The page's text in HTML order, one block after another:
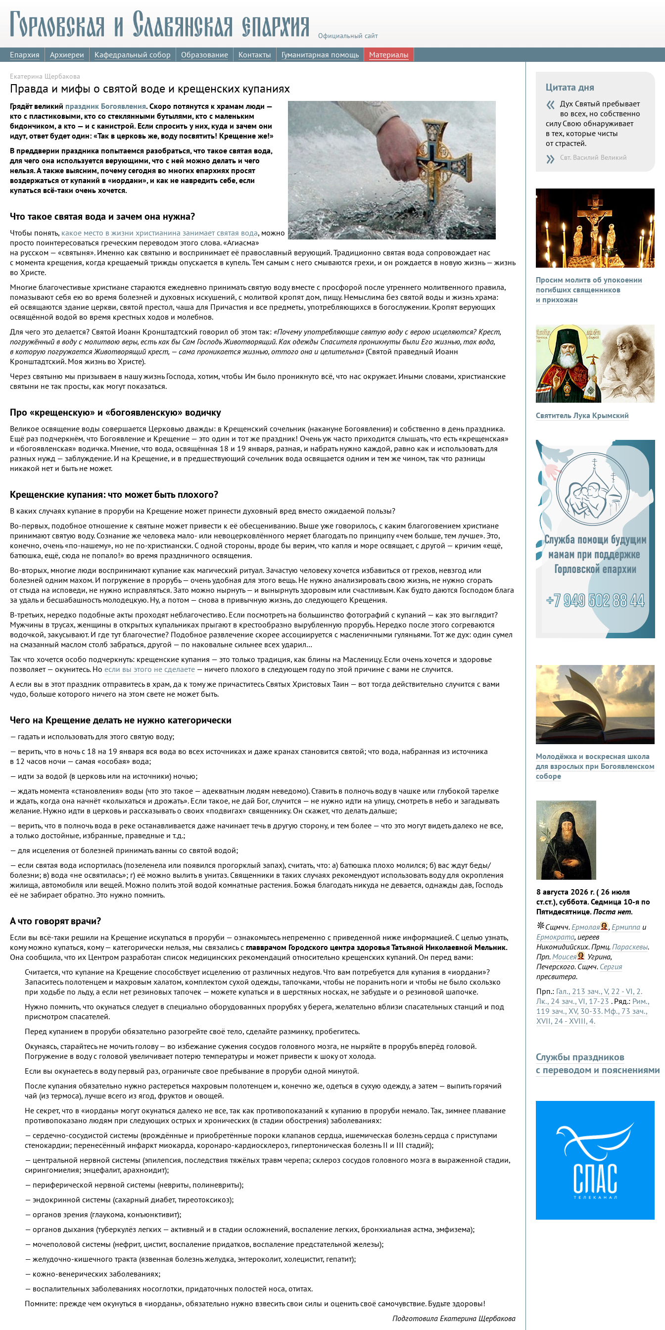
Официальный сайт
Епархия Архиереи Кафедральный собор Образование Контакты Гуманитарная помощь Материалы
Екатерина Щербакова
Правда и мифы о святой воде и крещенских купаниях
Грядёт великий праздник Богоявления. Скоро потянутся к храмам люди —
кто с пластиковыми, кто со стеклянными бутылями, кто с маленьким
бидончиком, а кто — и с канистрой. Если спросить у них, куда и зачем они
идут, ответ будет один: «Так в церковь же, воду посвятить! Крещение же!»
В преддверии праздника попытаемся разобраться, что такое святая вода,
для чего она используется верующими, что с ней можно делать и чего
нельзя. А также выясним, почему сегодня во многих епархиях просят
воздержаться от купаний в «иордани», и как не навредить себе, если
купаться всё-таки очень хочется.
Что такое святая вода и зачем она нужна?
Чтобы понять, какое место в жизни христианина занимает святая вода, можно
просто поинтересоваться греческим переводом этого слова. «Агиасма»
на русском — «святыня». Именно как святыню и воспринимает её православный верующий. Традиционно святая вода сопровождает нас
с момента крещения, когда крещаемый трижды опускается в купель. Тем самым с него смываются грехи, и он рождается в новую жизнь — жизнь
во Христе.
Многие благочестивые христиане стараются ежедневно принимать святую воду вместе с просфорой после утреннего молитвенного правила,
помазывают себя ею во время болезней и духовных искушений, с молитвой кропят дом, пищу. Немыслима без святой воды и жизнь храма:
ей освящаются здание церкви, святой престол, чаша для Причастия и все предметы, употребляющихся в богослужении. Кропят верующих
освящённой водой во время крестных ходов и молебнов.
Для чего это делается? Святой Иоанн Кронштадтский говорил об этом так: «Почему употребляющие святую воду с верою исцеляются? Крест,
погружённый в воду с молитвою веры, есть как бы Сам Господь Животворящий. Как одежды Спасителя проникнуты были Его жизнью, так вода,
в которую погружается Животворящий крест, — сама проникается жизнью, оттого она и целительна»(Святой праведный Иоанн
Кронштадтский. Моя жизнь во Христе).
Через святыню мы призываем в нашу жизнь Господа, хотим, чтобы Им было проникнуто всё, что нас окружает. Иными словами, христианские
святыни не так просты, как могут показаться.
Про «крещенскую» и «богоявленскую» водичку
Великое освящение воды совершается Церковью дважды: в Крещенский сочельник (накануне Богоявления) и собственно в день праздника.
Ещё раз подчеркнём, что Богоявление и Крещение — это один и тот же праздник! Очень уж часто приходится слышать, что есть «крещенская»
и «богоявленская» водичка. Мнение, что вода, освящённая 18 и 19 января, разная, и набрать нужно каждой, равно как и использовать для
разных нужд — заблуждение. И на Крещение, и в предшествующий сочельник вода освящается одним и тем же чином, так что разницы
никакой нет и быть не может.
Крещенские купания: что может быть плохого?
В каких случаях купание в проруби на Крещение может принести духовный вред вместо ожидаемой пользы?
Во-первых, подобное отношение к святыне может привести к её обесцениванию. Выше уже говорилось, с каким благоговением христиане
принимают святую воду. Сознание же человека мало- или невоцерковлённого меряет благодать по принципу «чем больше, тем лучше». Это,
конечно, очень «по-нашему», но не по-христиански. С одной стороны, вроде бы верим, что капля и море освящает, с другой — кричим «ещё,
батюшка, ещё, сюда не попало!» во время праздничного освящения.
Во-вторых, многие люди воспринимают купание как магический ритуал. Зачастую человеку хочется избавиться от грехов, невзгод или
болезней одним махом. И погружение в прорубь — очень удобная для этого вещь. Не нужно анализировать свою жизнь, не нужно сгорать
от стыда на исповеди, не нужно исправляться. Зато можно нырнуть — и вынырнуть здоровым или счастливым. Как будто даются Господом блага
за удаль и бесшабашность молодецкую. Ну, а потом — снова в привычную жизнь, до следующего Крещения.
В-третьих, нередко подобные акты проходят неблагочестиво. Если посмотреть на большинство фотографий с купаний — как это выглядит?
Мужчины в трусах, женщины в открытых купальниках прыгают в крестообразно вырубленную прорубь. Нередко после этого согреваются
водочкой, закусывают. И где тут благочестие? Подобное развлечение скорее ассоциируется с масленичными гуляньями. Тот же дух: один сумел
на смазанный маслом столб забраться, другой — по наковальне сильнее всех ударил…
Так что хочется особо подчеркнуть: крещенские купания — это только традиция, как блины на Масленицу. Если очень хочется и здоровье
позволяет — окунитесь. Но если вы этого не сделаете — ничего плохого в следующем году по этой причине с вами не случится.
А если вы в этот праздник отправитесь в храм, да к тому же причаститесь Святых Христовых Таин — вот тогда действительно случится с вами
чудо, больше которого ничего на этом свете не может быть.
Чего на Крещение делать не нужно категорически
— гадать и использовать для этого святую воду;
— верить, что в ночь с 18 на 19 января вся вода во всех источниках и даже кранах становится святой; что вода, набранная из источника
в 12 часов ночи — самая «особая» вода;
— идти за водой (в церковь или на источники) ночью;
— ждать момента «становления» воды (что это такое — адекватным людям неведомо). Ставить в полночь воду в чашке или глубокой тарелке
и ждать, когда она начнёт «колыхаться и дрожать». Если такое, не дай Бог, случится — не нужно идти на улицу, смотреть в небо и загадывать
желание. Нужно идти в церковь и рассказывать о своих «подвигах» священнику. Он скажет, что делать дальше;
— верить, что в полночь вода в реке останавливается даже начинает течь в другую сторону, и тем более — что это могут видеть далеко не все,
а только достойные, избранные, праведные и т.д.;
— для исцеления от болезней принимать ванны со святой водой;
— если святая вода испортилась (позеленела или появился прогорклый запах), считать, что: а) батюшка плохо молился; б) вас ждут беды/
болезни; в) вода «не освятилась»; г) её можно вылить в унитаз. Священники в таких случаях рекомендуют использовать воду для окропления
жилища, автомобиля или вещей. Можно полить этой водой комнатные растения. Божья благодать никуда не девается, однажды дав, Господь
её не забирает обратно. Это нужно помнить.
А что говорят врачи?
Если вы всё-таки решили на Крещение искупаться в проруби — ознакомьтесь непременно с приведенной ниже информацией. С целью узнать,
кому можно купаться, кому — категорически нельзя, мы связались с главврачом Городского центра здоровья Татьяной Николаевной Мельник.
Она сообщила, что их Центром разработан список медицинских рекомендаций относительно крещенских купаний. Он перед вами:
Считается, что купание на Крещение способствует исцелению от различных недугов. Что вам потребуется для купания в «иордани»?
Запаситесь полотенцем и махровым халатом, комплектом сухой одежды, тапочками, чтобы не поранить ноги и чтобы не было скользко
при ходьбе по льду, а если нет резиновых тапочек — можете купаться и в шерстяных носках, не забудьте и о резиновой шапочке.
Нужно помнить, что окунаться следует в специально оборудованных прорубях у берега, желательно вблизи спасательных станций и под
присмотром спасателей.
Перед купанием в проруби обязательно разогрейте своё тело, сделайте разминку, пробегитесь.
Окунаясь, старайтесь не мочить голову — во избежание сужения сосудов головного мозга, не ныряйте в прорубь вперёд головой.
Погружение в воду с головой увеличивает потерю температуры и может привести к шоку от холода.
Если вы окунаетесь в воду первый раз, ограничьте свое пребывание в проруби одной минутой.
После купания обязательно нужно растереться махровым полотенцем и, конечно же, одеться в сухую одежду, а затем — выпить горячий
чай (из термоса), лучше всего из ягод, фруктов и овощей.
Не секрет, что в «иордань» могут окунаться далеко не все, так как противопоказаний к купанию в проруби немало. Так, зимнее плавание
противопоказано людям при следующих острых и хронических (в стадии обострения) заболеваниях:
— сердечно-сосудистой системы (врождённые и приобретённые пороки клапанов сердца, ишемическая болезнь сердца с приступами
стенокардии; перенесённый инфаркт миокарда, коронаро-кардиосклероз, гипертоническая болезнь II и III стадий);
— центральной нервной системы (эпилепсия, последствия тяжёлых травм черепа; склероз сосудов головного мозга в выраженной стадии,
сирингомиелия; энцефалит, арахноидит);
— периферической нервной системы (невриты, полиневриты);
— эндокринной системы (сахарный диабет, тиреотоксикоз);
— органов зрения (глаукома, конъюнктивит);
— органов дыхания (туберкулёз легких — активный и в стадии осложнений, воспаление легких, бронхиальная астма, эмфизема);
— мочеполовой системы (нефрит, цистит, воспаление придатков, воспаление предстательной железы);
— желудочно-кишечного тракта (язвенная болезнь желудка, энтероколит, холецистит, гепатит);
— кожно-венерических заболеваниях;
— воспалительных заболеваниях носоглотки, придаточных полостей носа, отитах.
Помните: прежде чем окунуться в «иордань», обязательно нужно взвесить свои силы и оценить своё самочувствие. Будьте здоровы!
Подготовила Екатерина Щербакова
Цитата дня
« Дух Святый пребывает
во всех, но собственно
силу Свою обнаруживает
в тех, которые чисты
от страстей.
» Свт. Василий Великий
Просим молитв об упокоении
погибших священников
и прихожан
Святитель Лука Крымский
Молодёжка и воскресная школа
для взрослых при Богоявленском
соборе
8 августа 2026 г. ( 26 июля
ст.ст.), суббота. Седмица 10-я по
Пятидесятнице.Поста нет.
Сщмчч.Ермолая , Ермиппа и
Ермократа, иереев
Никомидийских. Прмц.Параскевы.
Прп.Моисея
Угрина,
Печерского. Сщмч. Сергия
пресвитера.
Прп.: Гал., 213 зач., V, 22 - VI, 2.
Лк., 24 зач., VI, 17-23 . Ряд.: Рим.,
119 зач., XV, 30-33. Мф., 73 зач.,
XVII, 24 - XVIII, 4.
Службы праздников
с переводом и пояснениями